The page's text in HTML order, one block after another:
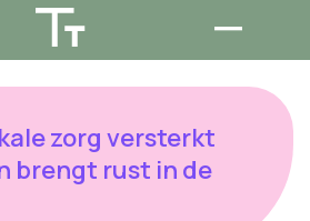
zorg versterkt
brengt rust in de